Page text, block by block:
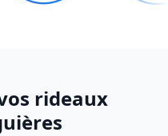
rideaux